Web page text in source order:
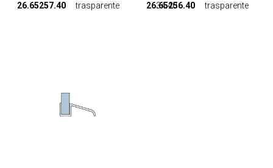
26.65257.40 trasparente 34.40
26.65256.40 trasparente